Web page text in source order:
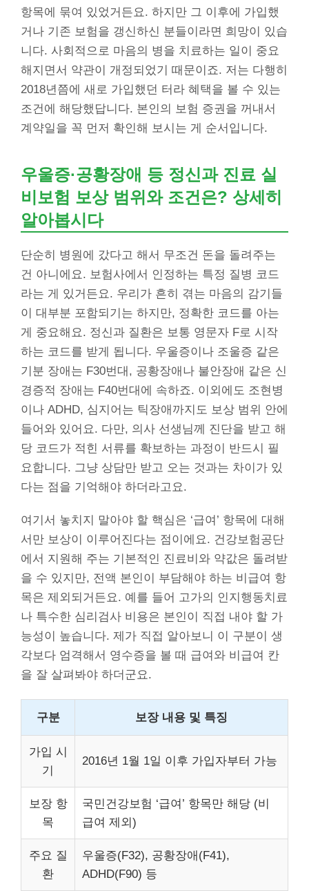
항목에 묶여 있었거든요. 하지만 그 이후에 가입했
거나 기존 보험을 갱신하신 분들이라면 희망이 있습
니다. 사회적으로 마음의 병을 치료하는 일이 중요
해지면서 약관이 개정되었기 때문이죠. 저는 다행히
2018년쯤에 새로 가입했던 터라 혜택을 볼 수 있는
조건에 해당했답니다. 본인의 보험 증권을 꺼내서
계약일을 꼭 먼저 확인해 보시는 게 순서입니다.
우울증·공황장애 등 정신과 진료 실
비보험 보상 범위와 조건은? 상세히
알아봅시다
단순히 병원에 갔다고 해서 무조건 돈을 돌려주는
건 아니에요. 보험사에서 인정하는 특정 질병 코드
라는 게 있거든요. 우리가 흔히 겪는 마음의 감기들
이 대부분 포함되기는 하지만, 정확한 코드를 아는
게 중요해요. 정신과 질환은 보통 영문자 F로 시작
하는 코드를 받게 됩니다. 우울증이나 조울증 같은
기분 장애는 F30번대, 공황장애나 불안장애 같은 신
경증적 장애는 F40번대에 속하죠. 이외에도 조현병
이나 ADHD, 심지어는 틱장애까지도 보상 범위 안에
들어와 있어요. 다만, 의사 선생님께 진단을 받고 해
당 코드가 적힌 서류를 확보하는 과정이 반드시 필
요합니다. 그냥 상담만 받고 오는 것과는 차이가 있
다는 점을 기억해야 하더라고요.
여기서 놓치지 말아야 할 핵심은 ‘급여’ 항목에 대해
서만 보상이 이루어진다는 점이에요. 건강보험공단
에서 지원해 주는 기본적인 진료비와 약값은 돌려받
을 수 있지만, 전액 본인이 부담해야 하는 비급여 항
목은 제외되거든요. 예를 들어 고가의 인지행동치료
나 특수한 심리검사 비용은 본인이 직접 내야 할 가
능성이 높습니다. 제가 직접 알아보니 이 구분이 생
각보다 엄격해서 영수증을 볼 때 급여와 비급여 칸
을 잘 살펴봐야 하더군요.
구분 보장 내용 및 특징
가입 시
기
2016년 1월 1일 이후 가입자부터 가능
보장 항
목
국민건강보험 ‘급여’ 항목만 해당 (비
급여 제외)
주요 질
환
우울증(F32), 공황장애(F41),
ADHD(F90) 등